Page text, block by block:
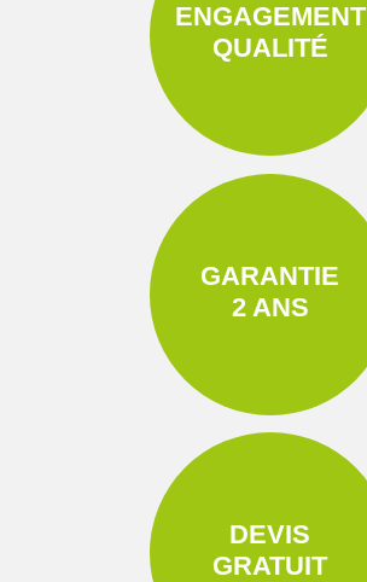
ENGAGEMENT
QUALITÉ
GARANTIE
2 ANS
DEVIS
GRATUIT